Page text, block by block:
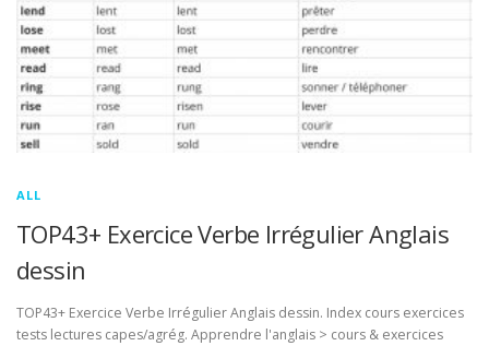
ALL
TOP43+ Exercice Verbe Irrégulier Anglais
dessin
TOP43+ Exercice Verbe Irrégulier Anglais dessin. Index cours exercices
tests lectures capes/agrég. Apprendre l'anglais > cours & exercices